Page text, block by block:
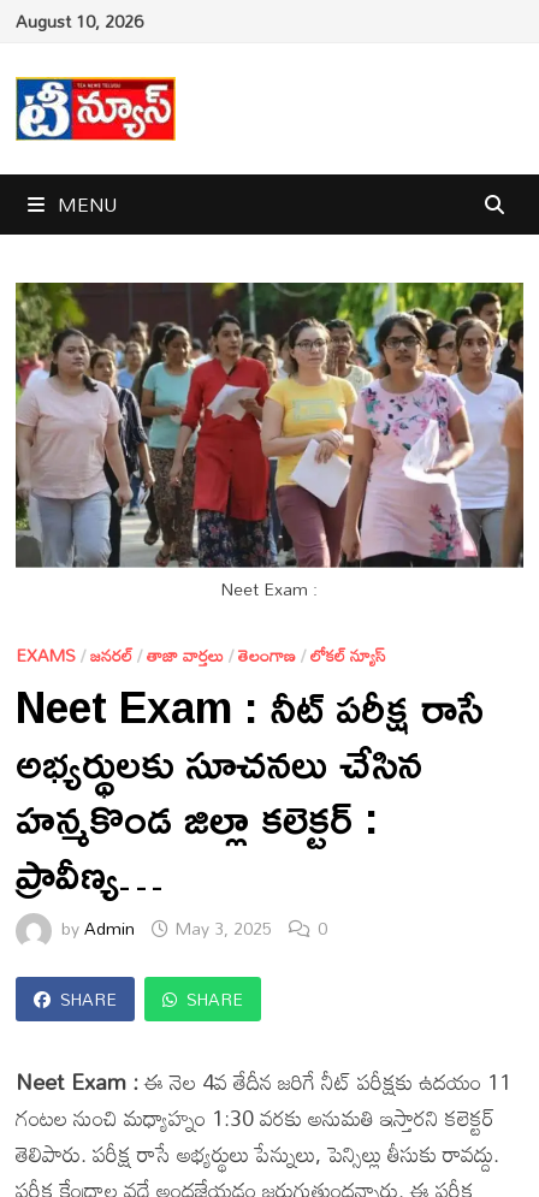
Skip
content
August 10, 2026
MENU
Neet Exam :
EXAMS/జనరల్/తాజా వార్తలు/తెలంగాణ/లోకల్ న్యూస్
Neet Exam : నీట్ పరీక్ష రాసే
అభ్యర్థులకు సూచనలు చేసిన
హన్మకొండ జిల్లా కలెక్టర్ :
ప్రావీణ్య…
byAdmin May 3, 2025 0
SHARE SHARE
Neet Exam :ఈ నెల 4వ తేదీన జరిగే నీట్ పరీక్షకు ఉదయం 11
గంటల నుంచి మధ్యాహ్నం 1:30 వరకు అనుమతి ఇస్తారని కలెక్టర్
తెలిపారు. పరీక్ష రాసే అభ్యర్థులు పేన్నులు, పెన్సిల్లు తీసుకు రావద్దు.